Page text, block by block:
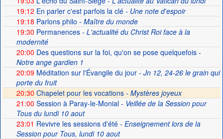
19:12 En parler c'est parfois la clé- Une note d'espoir
19:18 Parlons philo - Maître du monde
19:30 Permanences- L'actualité du Christ Roi face à la
modernité
20:00 Des questions sur la foi, qu'on se pose quelquefois-
Notre ange gardien 1
20:09Méditation sur l'Évangile du jour- Jn 12, 24-26 le grain qui
porte du fruit
20:30 Chapelet pour les vocations - Mystères joyeux
21:00 Session à Paray-le-Monial- Veillée de la Session pour
Tous du lundi 10 aout
23:01 Revivre les sessions d'été- Enseignement lors de la
Session pour Tous, lundi 10 aout